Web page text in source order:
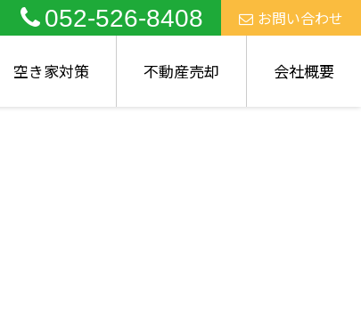
052-526-8408 お問い合わせ
空き家対策 不動産売却 会社概要